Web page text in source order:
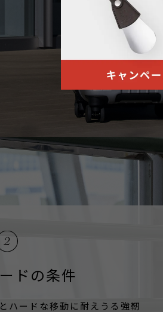
ドの条件
ハードな移動に耐えうる強靭